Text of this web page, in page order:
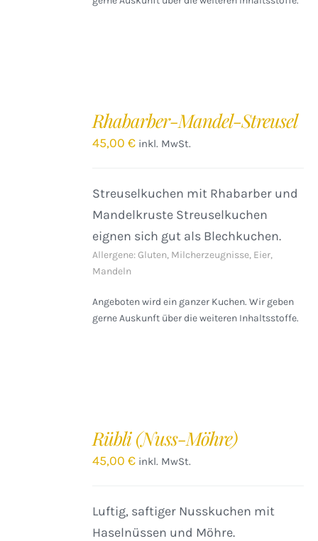
Rhabarber-Mandel-Streusel
45,00€ inkl. MwSt.
Streuselkuchen mit Rhabarber und
Mandelkruste Streuselkuchen
eignen sich gut als Blechkuchen.
Allergene: Gluten, Milcherzeugnisse, Eier,
Mandeln
Angeboten wird ein ganzer Kuchen. Wir geben
gerne Auskunft über die weiteren Inhaltsstoffe.
Rübli (Nuss-Möhre)
45,00€ inkl. MwSt.
Luftig, saftiger Nusskuchen mit
Haselnüssen und Möhre.